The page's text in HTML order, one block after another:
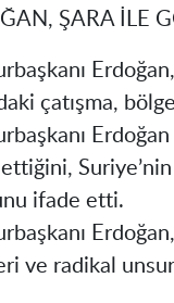
ŞARA İLE
çatışma,
Suriye’nin
ifade etti.
ve radikal